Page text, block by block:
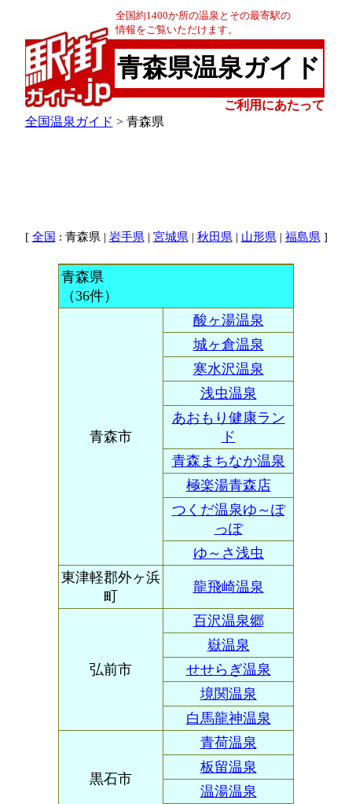
全国約1400か所の温泉とその最寄駅の
情報をご覧いただけます。
青森県温泉ガイド
ご利用にあたって
全国温泉ガイド > 青森県
[ 全国 : 青森県 | 岩手県 | 宮城県 | 秋田県 | 山形県 | 福島県 ]
青森県
（36件）
青森市
酸ヶ湯温泉
城ヶ倉温泉
寒水沢温泉
浅虫温泉
あおもり健康ラン
ド
青森まちなか温泉
極楽湯青森店
つくだ温泉ゆ～ぽ
っぽ
ゆ～さ浅虫
東津軽郡外ヶ浜
町
龍飛崎温泉
弘前市
百沢温泉郷
嶽温泉
せせらぎ温泉
境関温泉
白馬龍神温泉
黒石市
青荷温泉
板留温泉
温湯温泉